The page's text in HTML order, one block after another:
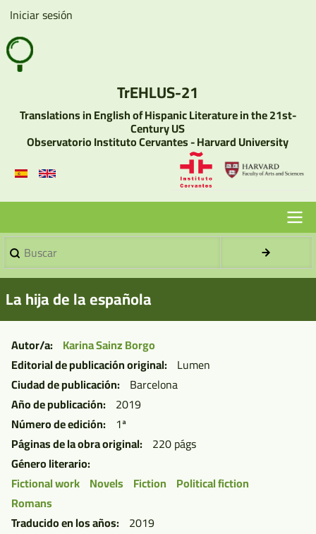
Pasar
contenido
principal
User
account
menu
Iniciar sesión
TrEHLUS-21
Translations in English of Hispanic Literature in the 21st-
Century US
Observatorio Instituto Cervantes - Harvard University
Menu
Principal
Sin
Borradores
Buscar
La hija de la española
Autor/a
Karina Sainz Borgo
Editorial de publicación original
Lumen
Ciudad de publicación
Barcelona
Año de publicación
2019
Número de edición
1ª
Páginas de la obra original
220 págs
Género literario
Fictional work Novels Fiction Political fiction
Romans
Traducido en los años
2019